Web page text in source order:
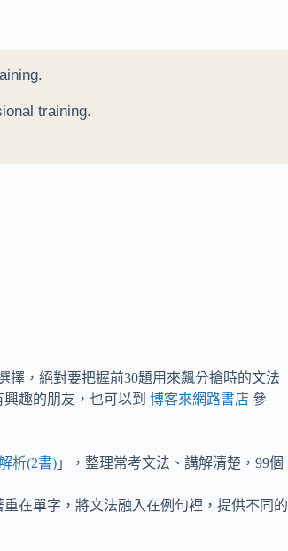
training.
擇，絕對要把握前30題用來飆分搶時的文法
趣的朋友，也可以到 博客來網路書店 參
析(2書) 」，整理常考文法、講解清楚，99個
重在單字，將文法融入在例句裡，提供不同的